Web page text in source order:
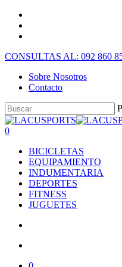
CONSULTAS AL: 092 860
Sobre Nosotros
Contacto
0
BICICLETAS
EQUIPAMIENTO
INDUMENTARIA
DEPORTES
FITNESS
JUGUETES